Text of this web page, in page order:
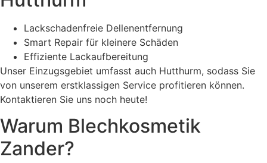
Lackschadenfreie Dellenentfernung
Smart Repair für kleinere Schäden
Effiziente Lackaufbereitung
Unser Einzugsgebiet umfasst auch Hutthurm, sodass Sie
von unserem erstklassigen Service profitieren können.
Kontaktieren Sie uns noch heute!
Warum Blechkosmetik
Zander?